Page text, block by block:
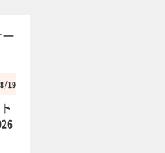
19